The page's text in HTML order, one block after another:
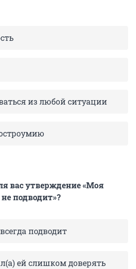
из любой ситуации
вас утверждение «Моя
подводит»?
подводит
ей слишком доверять